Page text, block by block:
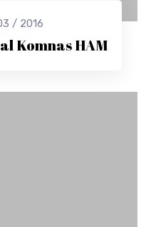
/ 2016
Komnas HAM